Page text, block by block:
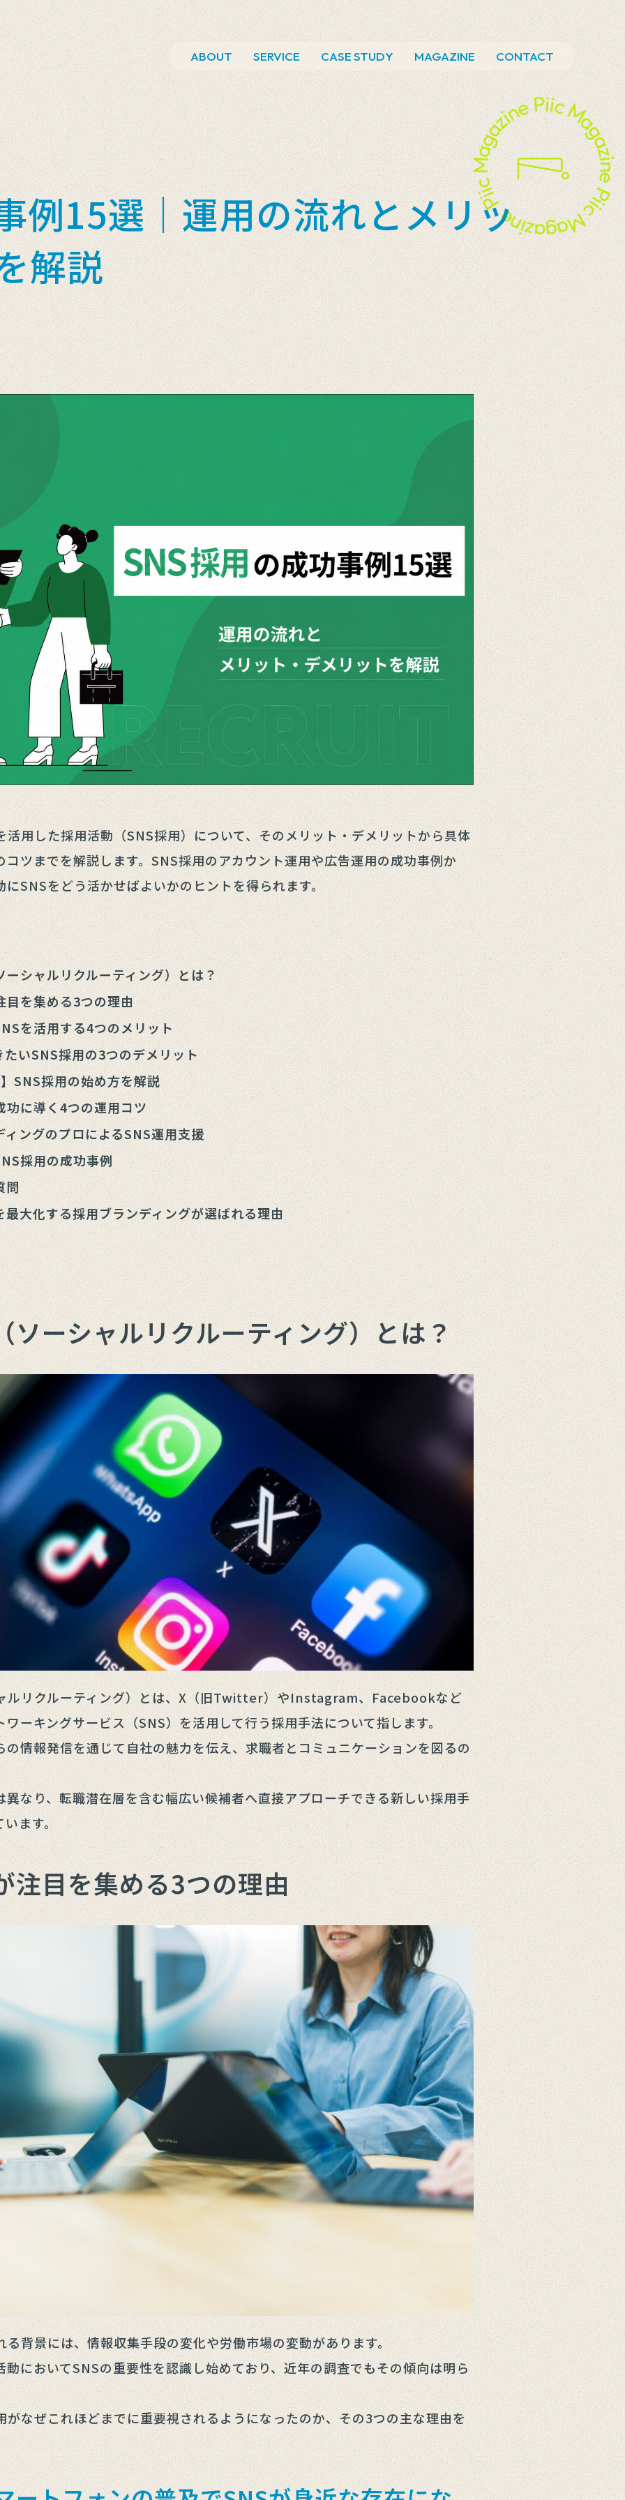
ABOUT SERVICE CASE STUDY MAGAZINE CONTACT
例15選｜運用の流れとメリッ
解説
活用した採用活動（SNS採用）について、そのメリット・デメリットから具体
コツまでを解説します。SNS採用のアカウント運用や広告運用の成功事例か
にSNSをどう活かせばよいかのヒントを得られます。
ーシャルリクルーティング）とは？
目を集める3つの理由
を活用する4つのメリット
たいSNS採用の3つのデメリット
SNS採用の始め方を解説
功に導く4つの運用コツ
ィングのプロによるSNS運用支援
採用の成功事例
問
最大化する採用ブランディングが選ばれる理由
ソーシャルリクルーティング）とは？
ルリクルーティング）とは、X（旧Twitter）やInstagram、Facebookなど
ーキングサービス（SNS）を活用して行う採用手法について指します。
の情報発信を通じて自社の魅力を伝え、求職者とコミュニケーションを図るの
異なり、転職潜在層を含む幅広い候補者へ直接アプローチできる新しい採用手
います。
注目を集める3つの理由
背景には、情報収集手段の変化や労働市場の変動があります。
動においてSNSの重要性を認識し始めており、近年の調査でもその傾向は明ら
がなぜこれほどまでに重要視されるようになったのか、その3つの主な理由を